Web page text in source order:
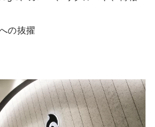
の抜擢